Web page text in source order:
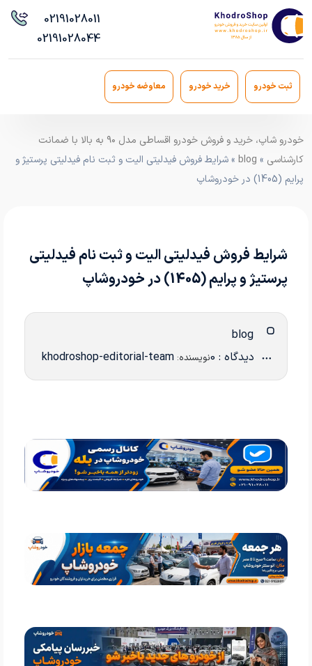
02191028011
02191028044
ثبت خودرو خرید خودرو معاوضه خودرو
خودرو شاپ، خرید و فروش خودرو اقساطی مدل ۹۰ به بالا با ضمانت
کارشناسی »
blog » شرایط فروش فیدلیتی الیت و ثبت نام فیدلیتی پرستیژ و
پرایم (1405) در خودروشاپ
شرایط فروش فیدلیتی الیت و ثبت نام فیدلیتی
پرستیژ و پرایم (1405) در خودروشاپ
دیدگاه : 0 نویسنده: khodroshop-editorial-team